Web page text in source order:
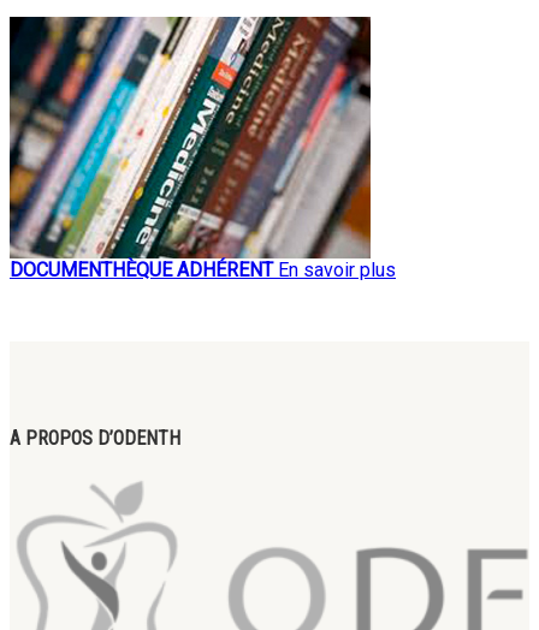
DOCUMENTHÈQUE ADHÉRENT En savoir plus
A PROPOS D’ODENTH